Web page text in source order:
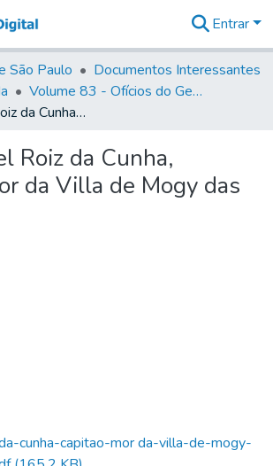
&
Coleções
Tudo na
Biblioteca
Estatísticas
Entrar
São Paulo
Documentos Interessantes
Volume 83 - Ofícios do General Martim Lopes Lobo de Saldanha (Governador da Capitania): 1780- 1782
Para Manoel Roiz da Cunha, Capitam mor da Villa de Mogy das Cruzes.
Roiz da Cunha,
da Villa de Mogy das
cunha-capitao-mor da-villa-de-mogy-